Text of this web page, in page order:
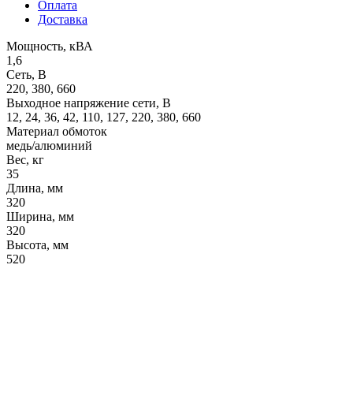
Оплата
Доставка
Мощность, кВА
1,6
Сеть, В
220, 380, 660
Выходное напряжение сети, В
12, 24, 36, 42, 110, 127, 220, 380, 660
Материал обмоток
медь/алюминий
Вес, кг
35
Длина, мм
320
Ширина, мм
320
Высота, мм
520